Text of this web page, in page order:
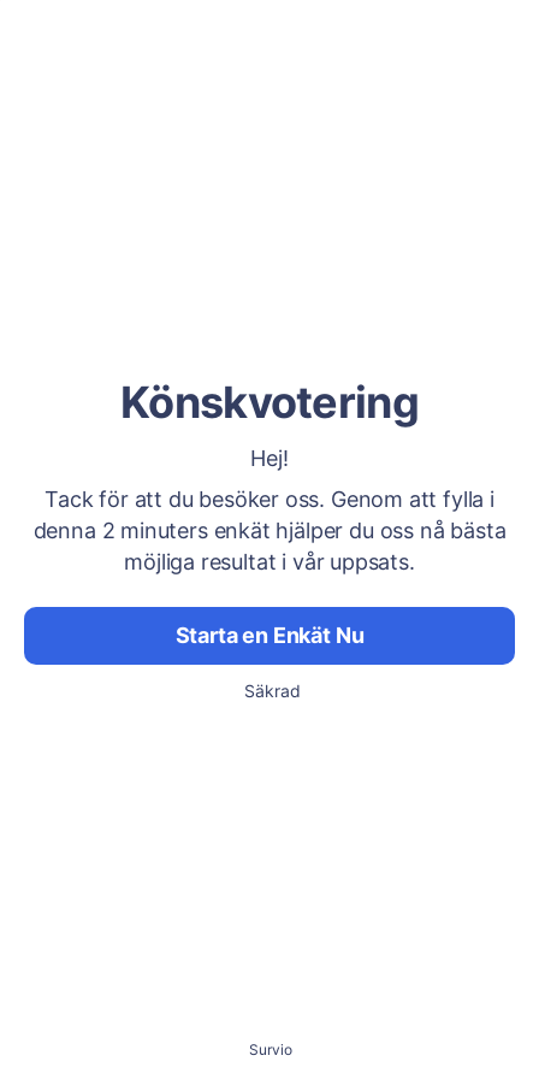
Könskvotering
Hej!
Tack för att du besöker oss. Genom att fylla i
denna 2 minuters enkät hjälper du oss nå bästa
möjliga resultat i vår uppsats.
Starta en Enkät Nu
Säkrad
Survio